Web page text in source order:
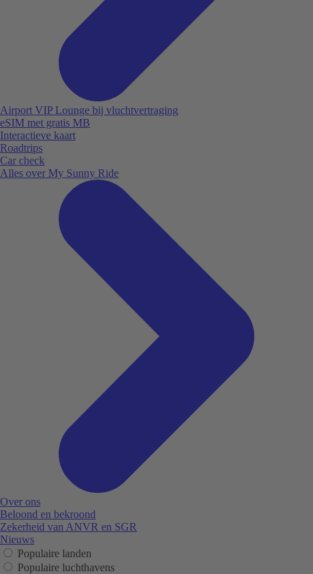
Airport VIP Lounge bij vluchtvertraging
eSIM met gratis MB
Interactieve kaart
Roadtrips
Car check
Alles over My Sunny Ride
Over ons
Beloond en bekroond
Zekerheid van ANVR en SGR
Nieuws
Populaire landen
Populaire luchthavens